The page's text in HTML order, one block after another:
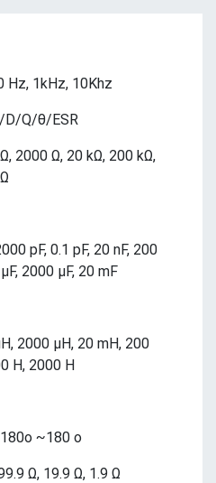
Hz, 1kHz, 10Khz
D/Q/θ/ESR
2000 Ω, 20 kΩ, 200 kΩ,
pF, 0.1 pF, 20 nF, 200
2000 μF, 20 mF
2000 μH, 20 mH, 200
H, 2000 H
~180 o
Ω, 19.9 Ω, 1.9 Ω